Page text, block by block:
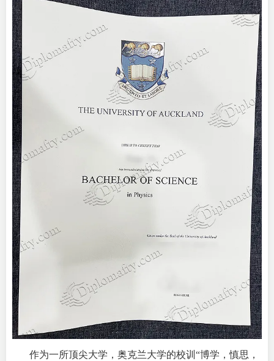
作为一所顶尖大学，奥克兰大学的校训“博学，慎思，